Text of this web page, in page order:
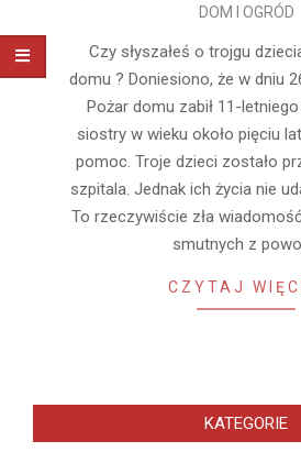
DOM I OGRÓD
Czy słyszałeś o trojgu
domu ? Doniesiono, że w dniu
Pożar domu zabił 11-
siostry w wieku około pięciu
pomoc. Troje dzieci zostało
szpitala. Jednak ich życia nie
To rzeczywiście zła
smutnych z
CZYTAJ
KATEGORIE